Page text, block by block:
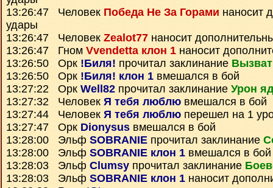
13:26:47 Человек Победа Не За Горами наносит
удары
13:26:47 Человек Zealot77 наносит
13:26:47 Гном Vvendetta клон 1 наносит
13:26:50 Орк !Биля! прочитал заклинание
13:26:50 Орк !Биля! клон 1 вмешался в бой
13:27:22 Орк Well82 прочитал заклинание Урон
13:27:32 Человек Я тебя люблю вмешался в бой
13:27:44 Человек Я тебя люблю перешел на 1
13:27:47 Орк Dionysus вмешался в бой
13:28:00 Эльф SOBRANIE прочитал заклинание
13:28:00 Эльф SOBRANIE клон 1 вмешался в бой
13:28:03 Эльф Clumsy прочитал заклинание
13:28:03 Эльф SOBRANIE клон 1 наносит